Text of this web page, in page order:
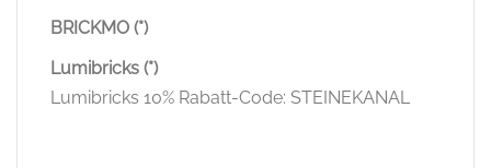
BRICKMO (*)
Lumibricks (*)
Lumibricks 10% Rabatt-Code: STEINEKANAL